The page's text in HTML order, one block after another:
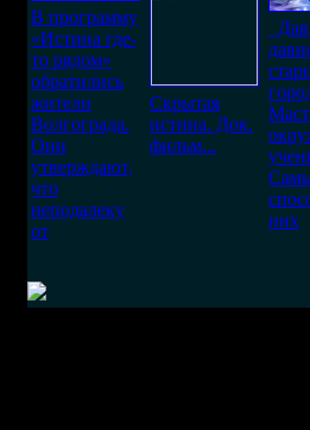
В программу
«Истина где-
то рядом»
обратились
жители
Волгограда.
Они
утверждают,
что
неподалеку
от
Скрытая
истина. Док.
фильм...
них